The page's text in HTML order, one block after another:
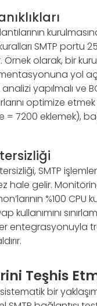
SMTP portu
olarak, bir
yol
yapılmalı ve
optimize
7200 eklemek),
SMTP
hale gelir.
%100 CPU
kullanımını
entegrasyonuyla
Teşhis
bir